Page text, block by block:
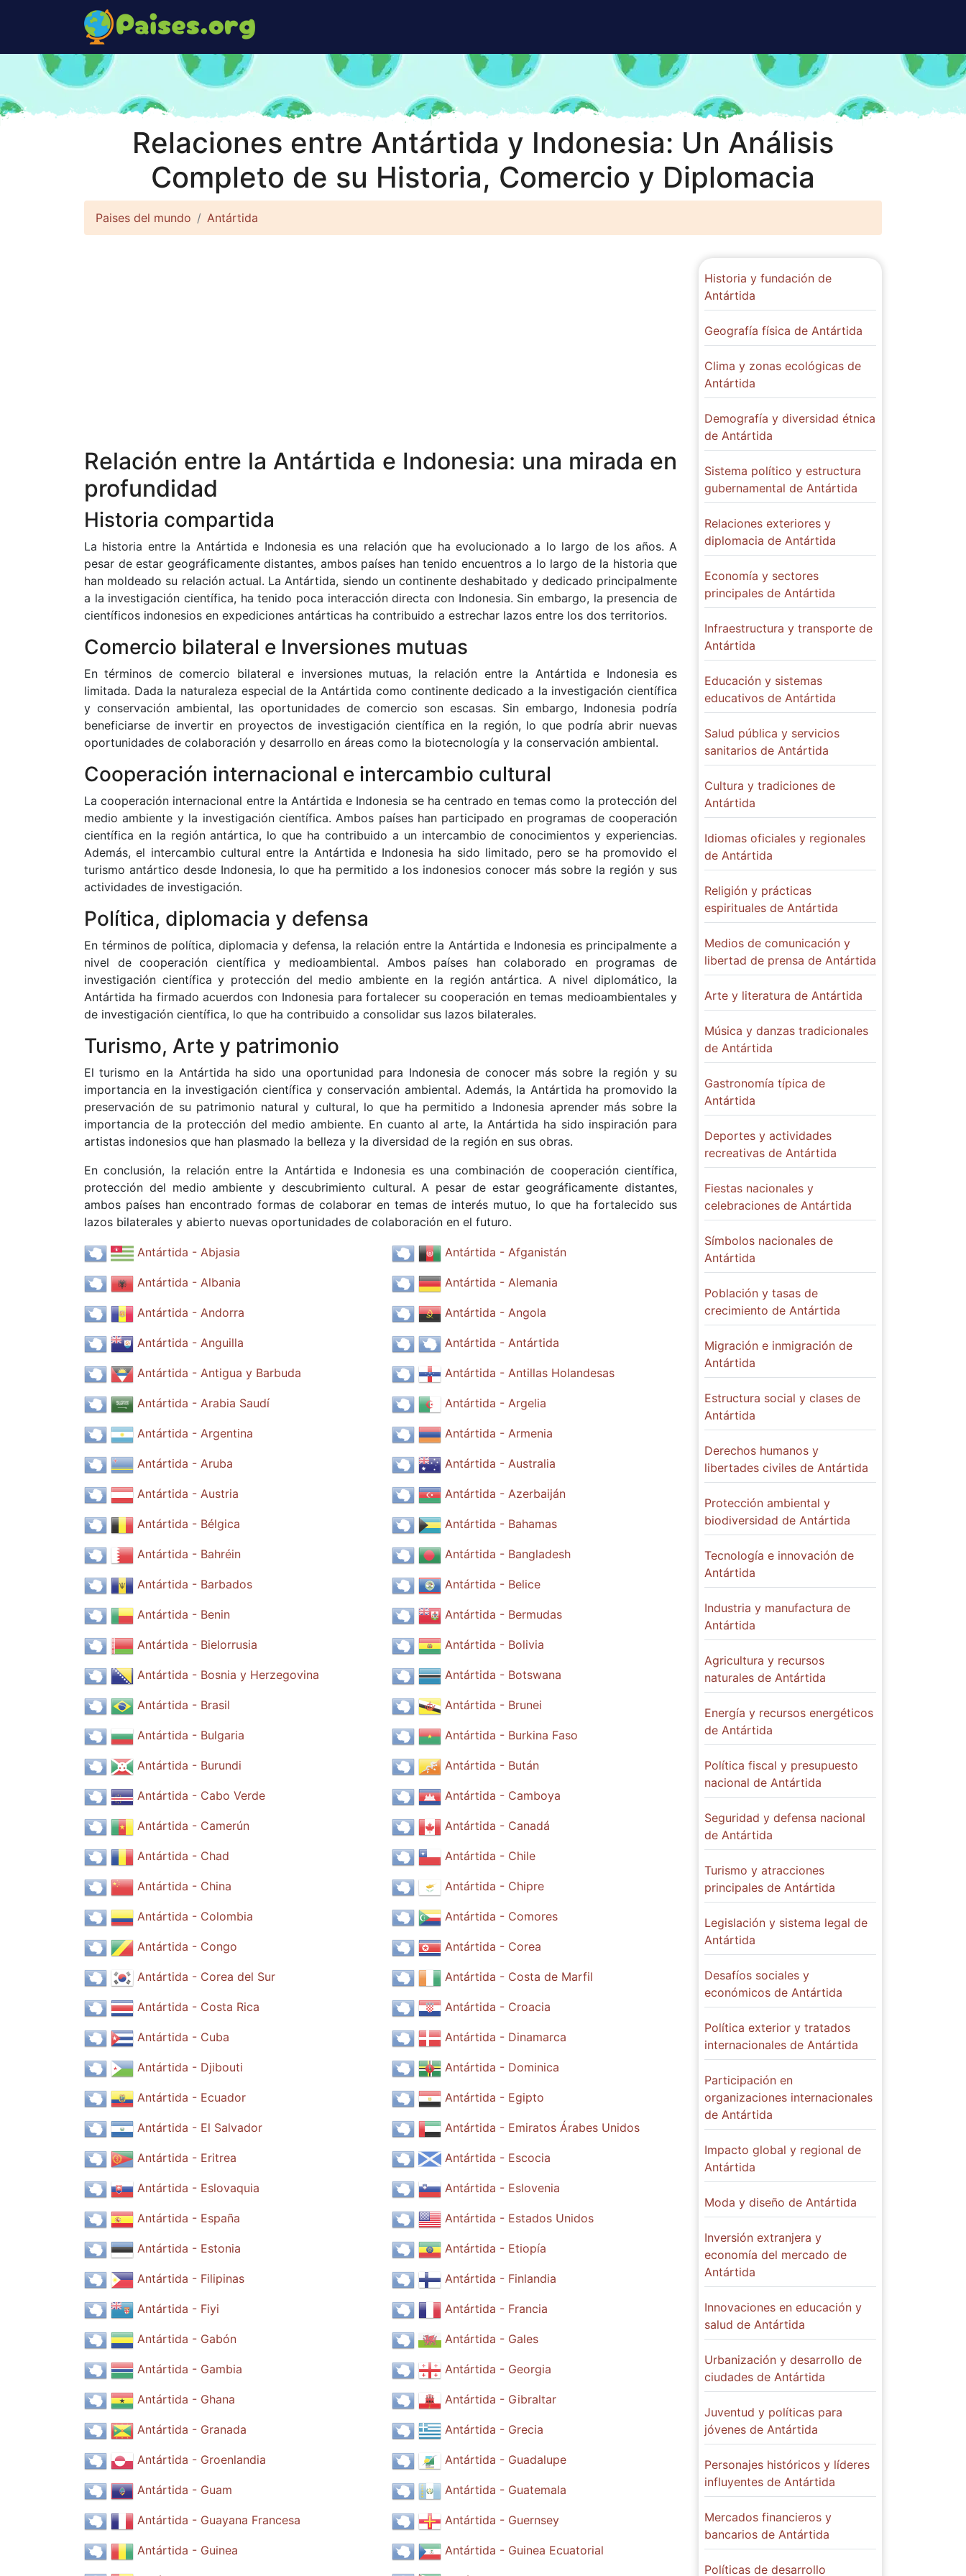
Relaciones entre Antártida y Indonesia: Un Análisis
Completo de su Historia, Comercio y Diplomacia
Paises del mundo Antártida
Relación entre la Antártida e Indonesia: una mirada en
profundidad
Historia compartida
La historia entre la Antártida e Indonesia es una relación que ha evolucionado a lo largo de los años. A
pesar de estar geográficamente distantes, ambos países han tenido encuentros a lo largo de la historia que
han moldeado su relación actual. La Antártida, siendo un continente deshabitado y dedicado principalmente
a la investigación científica, ha tenido poca interacción directa con Indonesia. Sin embargo, la presencia de
científicos indonesios en expediciones antárticas ha contribuido a estrechar lazos entre los dos territorios.
Comercio bilateral e Inversiones mutuas
En términos de comercio bilateral e inversiones mutuas, la relación entre la Antártida e Indonesia es
limitada. Dada la naturaleza especial de la Antártida como continente dedicado a la investigación científica
y conservación ambiental, las oportunidades de comercio son escasas. Sin embargo, Indonesia podría
beneficiarse de invertir en proyectos de investigación científica en la región, lo que podría abrir nuevas
oportunidades de colaboración y desarrollo en áreas como la biotecnología y la conservación ambiental.
Cooperación internacional e intercambio cultural
La cooperación internacional entre la Antártida e Indonesia se ha centrado en temas como la protección del
medio ambiente y la investigación científica. Ambos países han participado en programas de cooperación
científica en la región antártica, lo que ha contribuido a un intercambio de conocimientos y experiencias.
Además, el intercambio cultural entre la Antártida e Indonesia ha sido limitado, pero se ha promovido el
turismo antártico desde Indonesia, lo que ha permitido a los indonesios conocer más sobre la región y sus
actividades de investigación.
Política, diplomacia y defensa
En términos de política, diplomacia y defensa, la relación entre la Antártida e Indonesia es principalmente a
nivel de cooperación científica y medioambiental. Ambos países han colaborado en programas de
investigación científica y protección del medio ambiente en la región antártica. A nivel diplomático, la
Antártida ha firmado acuerdos con Indonesia para fortalecer su cooperación en temas medioambientales y
de investigación científica, lo que ha contribuido a consolidar sus lazos bilaterales.
Turismo, Arte y patrimonio
El turismo en la Antártida ha sido una oportunidad para Indonesia de conocer más sobre la región y su
importancia en la investigación científica y conservación ambiental. Además, la Antártida ha promovido la
preservación de su patrimonio natural y cultural, lo que ha permitido a Indonesia aprender más sobre la
importancia de la protección del medio ambiente. En cuanto al arte, la Antártida ha sido inspiración para
artistas indonesios que han plasmado la belleza y la diversidad de la región en sus obras.
En conclusión, la relación entre la Antártida e Indonesia es una combinación de cooperación científica,
protección del medio ambiente y descubrimiento cultural. A pesar de estar geográficamente distantes,
ambos países han encontrado formas de colaborar en temas de interés mutuo, lo que ha fortalecido sus
lazos bilaterales y abierto nuevas oportunidades de colaboración en el futuro.
Antártida - Abjasia Antártida - Afganistán
Antártida - Albania Antártida - Alemania
Antártida - Andorra Antártida - Angola
Antártida - Anguilla Antártida - Antártida
Antártida - Antigua y Barbuda Antártida - Antillas Holandesas
Antártida - Arabia Saudí Antártida - Argelia
Antártida - Argentina Antártida - Armenia
Antártida - Aruba Antártida - Australia
Antártida - Austria Antártida - Azerbaiján
Antártida - Bélgica Antártida - Bahamas
Antártida - Bahréin Antártida - Bangladesh
Antártida - Barbados Antártida - Belice
Antártida - Benin Antártida - Bermudas
Antártida - Bielorrusia Antártida - Bolivia
Antártida - Bosnia y Herzegovina Antártida - Botswana
Antártida - Brasil Antártida - Brunei
Antártida - Bulgaria Antártida - Burkina Faso
Antártida - Burundi Antártida - Bután
Antártida - Cabo Verde Antártida - Camboya
Antártida - Camerún Antártida - Canadá
Antártida - Chad Antártida - Chile
Antártida - China Antártida - Chipre
Antártida - Colombia Antártida - Comores
Antártida - Congo Antártida - Corea
Antártida - Corea del Sur Antártida - Costa de Marfil
Antártida - Costa Rica Antártida - Croacia
Antártida - Cuba Antártida - Dinamarca
Antártida - Djibouti Antártida - Dominica
Antártida - Ecuador Antártida - Egipto
Antártida - El Salvador Antártida - Emiratos Árabes Unidos
Antártida - Eritrea Antártida - Escocia
Antártida - Eslovaquia Antártida - Eslovenia
Antártida - España Antártida - Estados Unidos
Antártida - Estonia Antártida - Etiopía
Antártida - Filipinas Antártida - Finlandia
Antártida - Fiyi Antártida - Francia
Antártida - Gabón Antártida - Gales
Antártida - Gambia Antártida - Georgia
Antártida - Ghana Antártida - Gibraltar
Antártida - Granada Antártida - Grecia
Antártida - Groenlandia Antártida - Guadalupe
Antártida - Guam Antártida - Guatemala
Antártida - Guayana Francesa Antártida - Guernsey
Antártida - Guinea Antártida - Guinea Ecuatorial
Historia y fundación de
Antártida
Geografía física de Antártida
Clima y zonas ecológicas de
Antártida
Demografía y diversidad étnica
de Antártida
Sistema político y estructura
gubernamental de Antártida
Relaciones exteriores y
diplomacia de Antártida
Economía y sectores
principales de Antártida
Infraestructura y transporte de
Antártida
Educación y sistemas
educativos de Antártida
Salud pública y servicios
sanitarios de Antártida
Cultura y tradiciones de
Antártida
Idiomas oficiales y regionales
de Antártida
Religión y prácticas
espirituales de Antártida
Medios de comunicación y
libertad de prensa de Antártida
Arte y literatura de Antártida
Música y danzas tradicionales
de Antártida
Gastronomía típica de
Antártida
Deportes y actividades
recreativas de Antártida
Fiestas nacionales y
celebraciones de Antártida
Símbolos nacionales de
Antártida
Población y tasas de
crecimiento de Antártida
Migración e inmigración de
Antártida
Estructura social y clases de
Antártida
Derechos humanos y
libertades civiles de Antártida
Protección ambiental y
biodiversidad de Antártida
Tecnología e innovación de
Antártida
Industria y manufactura de
Antártida
Agricultura y recursos
naturales de Antártida
Energía y recursos energéticos
de Antártida
Política fiscal y presupuesto
nacional de Antártida
Seguridad y defensa nacional
de Antártida
Turismo y atracciones
principales de Antártida
Legislación y sistema legal de
Antártida
Desafíos sociales y
económicos de Antártida
Política exterior y tratados
internacionales de Antártida
Participación en
organizaciones internacionales
de Antártida
Impacto global y regional de
Antártida
Moda y diseño de Antártida
Inversión extranjera y
economía del mercado de
Antártida
Innovaciones en educación y
salud de Antártida
Urbanización y desarrollo de
ciudades de Antártida
Juventud y políticas para
jóvenes de Antártida
Personajes históricos y líderes
influyentes de Antártida
Mercados financieros y
bancarios de Antártida
Políticas de desarrollo